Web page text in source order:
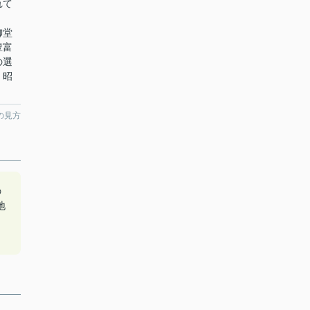
て
堂
富
選
昭
見方